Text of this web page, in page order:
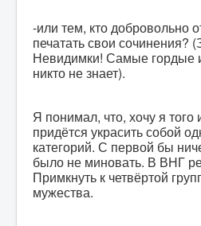
-или тем, кто добровольно
печатать свои сочинения?
Невидимки! Самые гордые
никто не знает).
Я понимал, что, хочу я того
придётся украсить собой
категорий. С первой бы
было не миновать. В ВНГ
Примкнуть к четвёртой
мужества.